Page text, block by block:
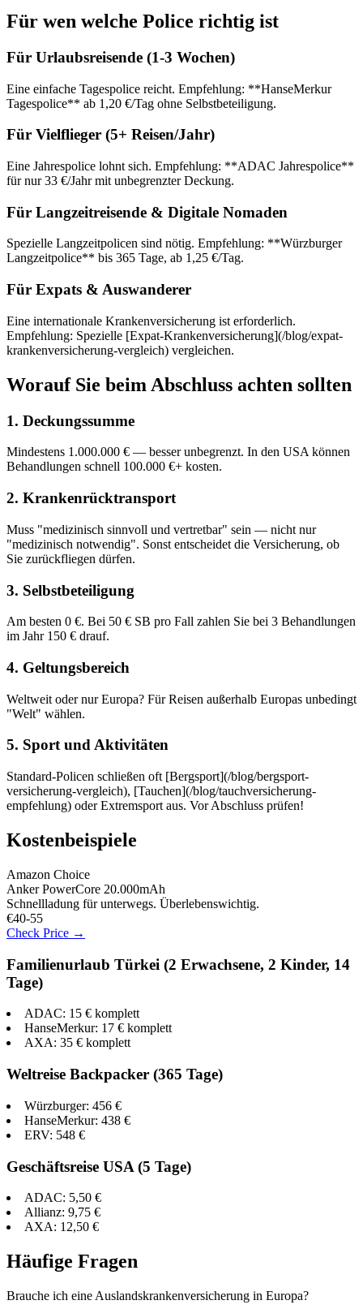
Für wen welche Police richtig ist
Für Urlaubsreisende (1-3 Wochen)
Eine einfache Tagespolice reicht. Empfehlung: **HanseMerkur
Tagespolice** ab 1,20 €/Tag ohne Selbstbeteiligung.
Für Vielflieger (5+ Reisen/Jahr)
Eine Jahrespolice lohnt sich. Empfehlung: **ADAC Jahrespolice**
für nur 33 €/Jahr mit unbegrenzter Deckung.
Für Langzeitreisende & Digitale Nomaden
Spezielle Langzeitpolicen sind nötig. Empfehlung: **Würzburger
Langzeitpolice** bis 365 Tage, ab 1,25 €/Tag.
Für Expats & Auswanderer
Eine internationale Krankenversicherung ist erforderlich.
Empfehlung: Spezielle [Expat-Krankenversicherung](/blog/expat-
krankenversicherung-vergleich) vergleichen.
Worauf Sie beim Abschluss achten sollten
1. Deckungssumme
Mindestens 1.000.000 € — besser unbegrenzt. In den USA können
Behandlungen schnell 100.000 €+ kosten.
2. Krankenrücktransport
Muss "medizinisch sinnvoll und vertretbar" sein — nicht nur
"medizinisch notwendig". Sonst entscheidet die Versicherung, ob
Sie zurückfliegen dürfen.
3. Selbstbeteiligung
Am besten 0 €. Bei 50 € SB pro Fall zahlen Sie bei 3 Behandlungen
im Jahr 150 € drauf.
4. Geltungsbereich
Weltweit oder nur Europa? Für Reisen außerhalb Europas unbedingt
"Welt" wählen.
5. Sport und Aktivitäten
Standard-Policen schließen oft [Bergsport](/blog/bergsport-
versicherung-vergleich), [Tauchen](/blog/tauchversicherung-
empfehlung) oder Extremsport aus. Vor Abschluss prüfen!
Kostenbeispiele
Amazon Choice
Anker PowerCore 20.000mAh
Schnellladung für unterwegs. Überlebenswichtig.
€40-55
Check Price →
Familienurlaub Türkei (2 Erwachsene, 2 Kinder, 14
Tage)
ADAC: 15 € komplett
HanseMerkur: 17 € komplett
AXA: 35 € komplett
Weltreise Backpacker (365 Tage)
Würzburger: 456 €
HanseMerkur: 438 €
ERV: 548 €
Geschäftsreise USA (5 Tage)
ADAC: 5,50 €
Allianz: 9,75 €
AXA: 12,50 €
Häufige Fragen
Brauche ich eine Auslandskrankenversicherung in Europa?